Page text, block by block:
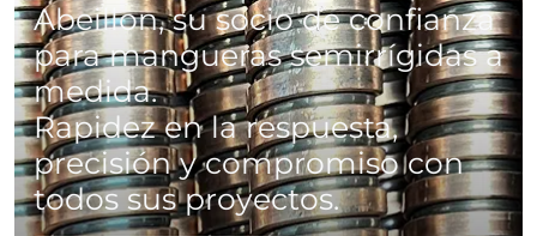
Abeillon, su socio de confianza
para mangueras semirrígidas a
medida.
Rapidez en la respuesta,
precisión y compromiso con
todos sus proyectos.